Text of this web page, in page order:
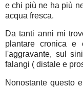
e chi più ne ha più
acqua fresca.
Da tanti anni mi
plantare cronica
l'aggravante, sul
falangi ( distale e
Nonostante questo